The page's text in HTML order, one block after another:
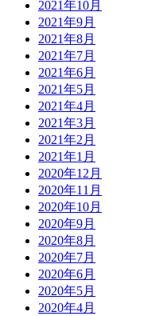
2021年10月
2021年9月
2021年8月
2021年7月
2021年6月
2021年5月
2021年4月
2021年3月
2021年2月
2021年1月
2020年12月
2020年11月
2020年10月
2020年9月
2020年8月
2020年7月
2020年6月
2020年5月
2020年4月